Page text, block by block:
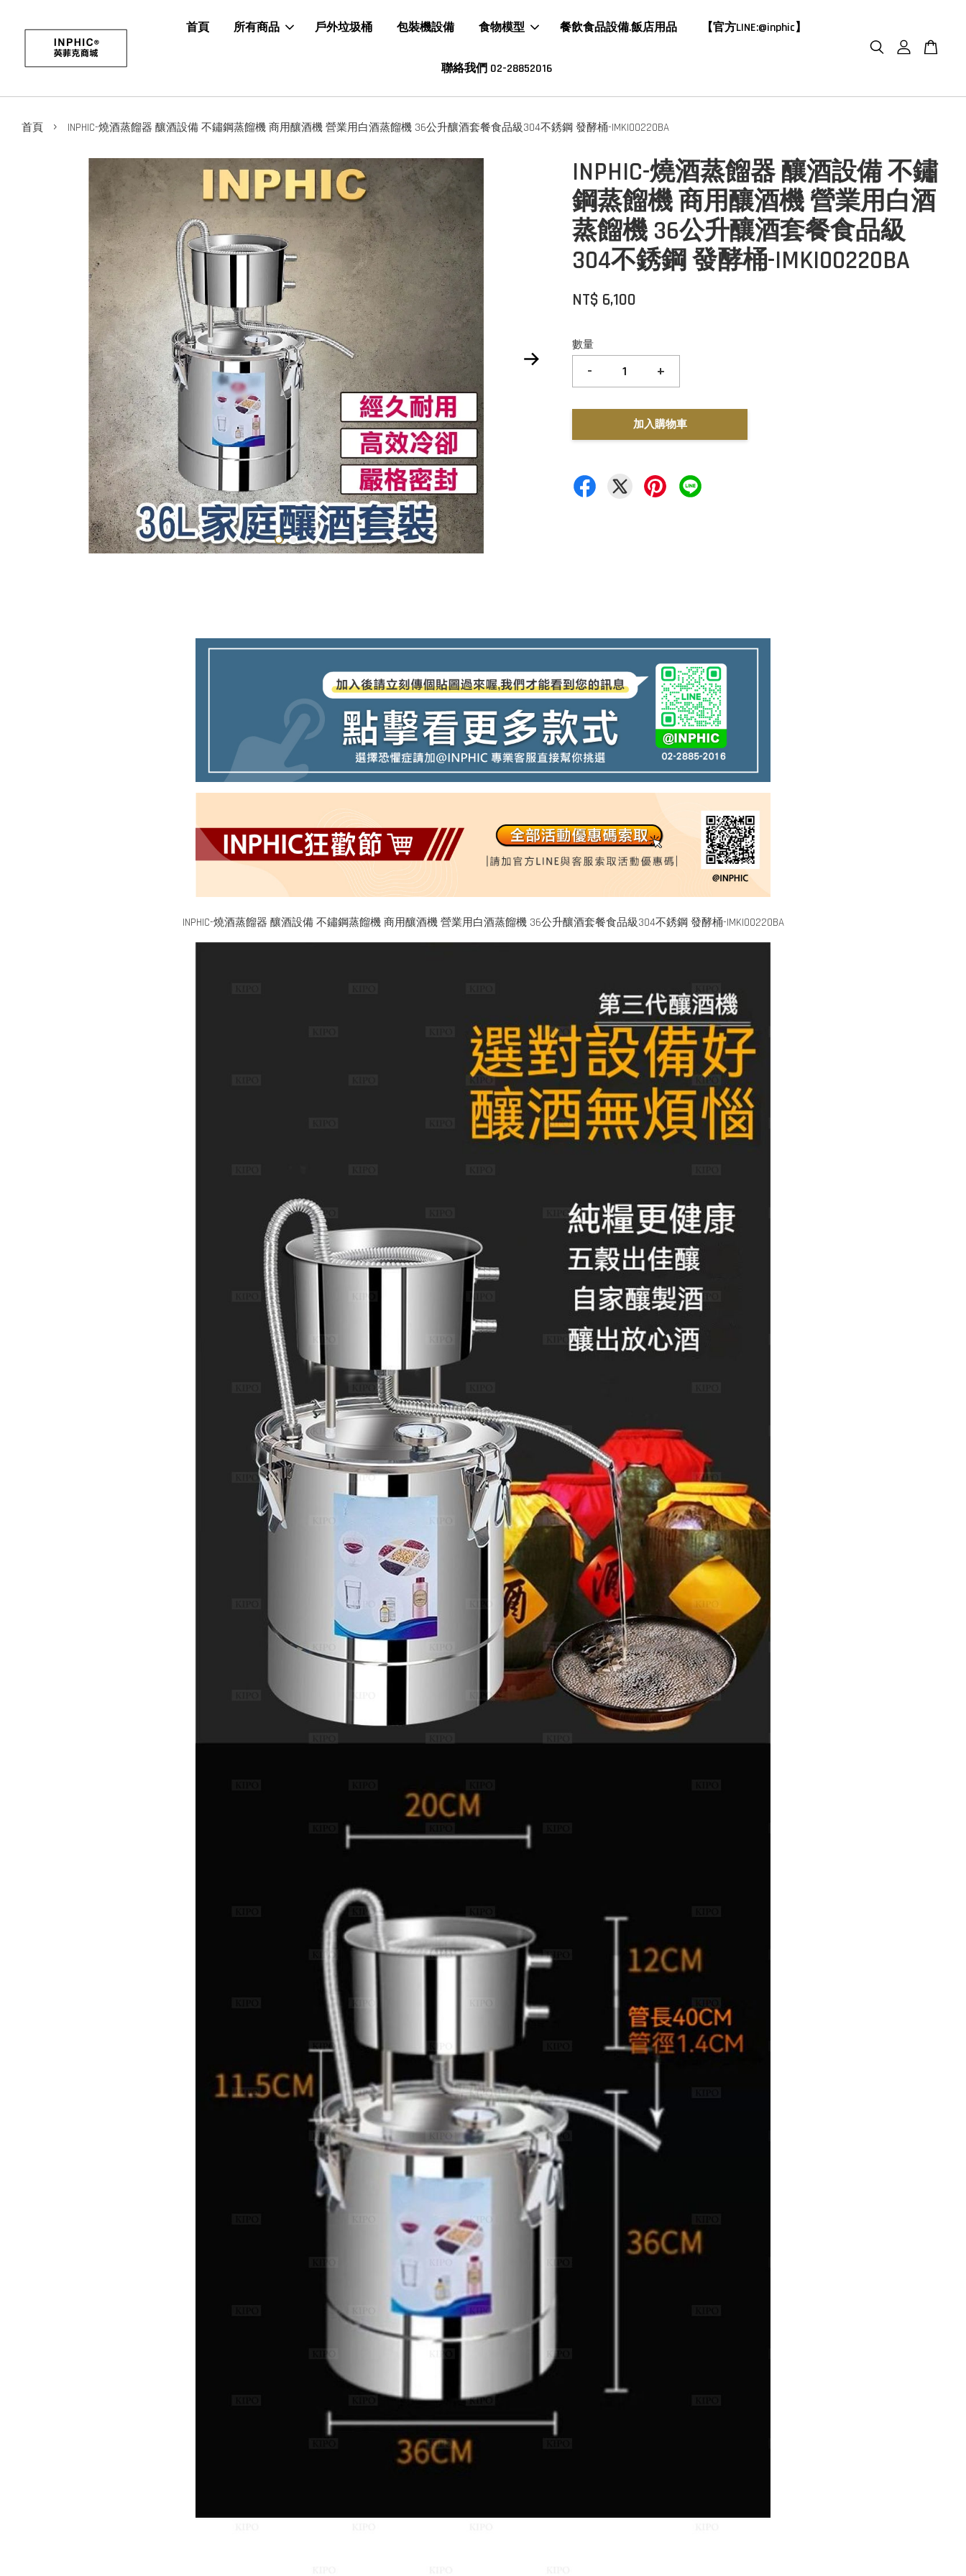
首頁 所有商品 戶外垃圾桶 包裝機設備 食物模型 餐飲食品設備.飯店用品 【官方LINE:@inphic】
聯絡我們 02-28852016
首頁 › INPHIC-燒酒蒸餾器 釀酒設備 不鏽鋼蒸餾機 商用釀酒機 營業用白酒蒸餾機 36公升釀酒套餐食品級304不銹鋼 發酵桶-IMKI00220BA
INPHIC-燒酒蒸餾器 釀酒設備 不鏽
鋼蒸餾機 商用釀酒機 營業用白酒
蒸餾機 36公升釀酒套餐食品級
304不銹鋼 發酵桶-IMKI00220BA
NT$ 6,100
數量
- +
加入購物車
INPHIC-燒酒蒸餾器 釀酒設備 不鏽鋼蒸餾機 商用釀酒機 營業用白酒蒸餾機 36公升釀酒套餐食品級304不銹鋼 發酵桶-IMKI00220BA